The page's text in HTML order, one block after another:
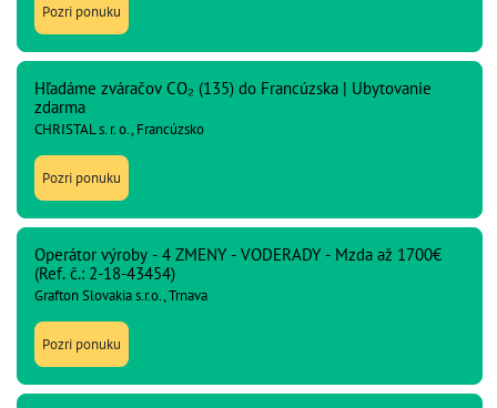
Pozri ponuku
Hľadáme zváračov CO₂ (135) do Francúzska | Ubytovanie
zdarma
CHRISTAL s. r. o., Francúzsko
Pozri ponuku
Operátor výroby - 4 ZMENY - VODERADY - Mzda až 1700€
(Ref. č.: 2-18-43454)
Grafton Slovakia s.r.o., Trnava
Pozri ponuku